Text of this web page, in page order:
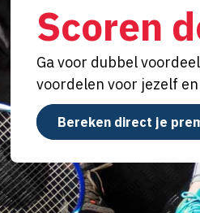
Scoren
Ga voor dubbel
voordelen voor jezelf
Bereken direct je